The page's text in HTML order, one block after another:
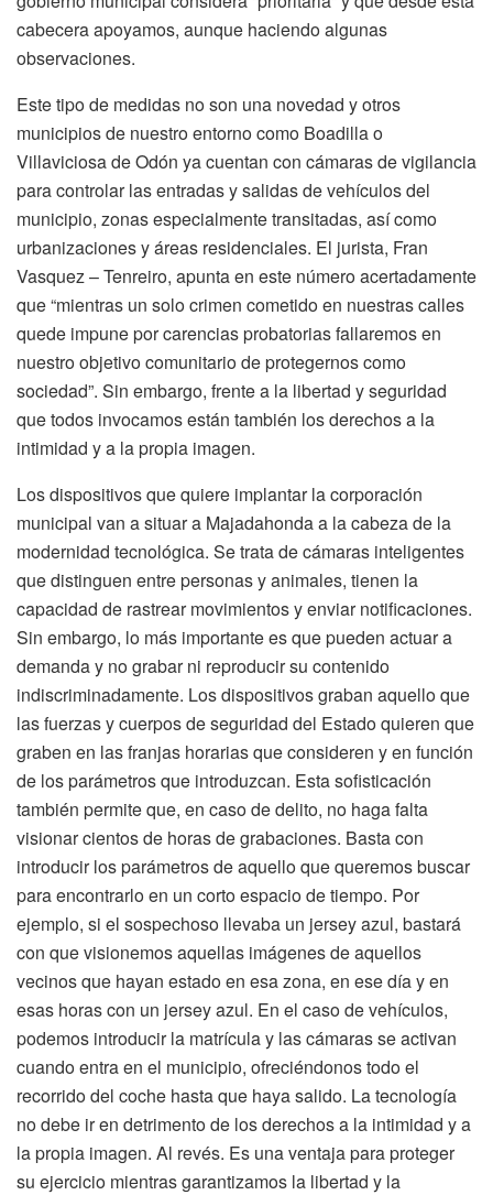
cabecera apoyamos, aunque haciendo algunas
observaciones.
Este tipo de medidas no son una novedad y otros
municipios de nuestro entorno como Boadilla o
Villaviciosa de Odón ya cuentan con cámaras de vigilancia
para controlar las entradas y salidas de vehículos del
municipio, zonas especialmente transitadas, así como
urbanizaciones y áreas residenciales. El jurista, Fran
Vasquez – Tenreiro, apunta en este número acertadamente
que “mientras un solo crimen cometido en nuestras calles
quede impune por carencias probatorias fallaremos en
nuestro objetivo comunitario de protegernos como
sociedad”. Sin embargo, frente a la libertad y seguridad
que todos invocamos están también los derechos a la
intimidad y a la propia imagen.
Los dispositivos que quiere implantar la corporación
municipal van a situar a Majadahonda a la cabeza de la
modernidad tecnológica. Se trata de cámaras inteligentes
que distinguen entre personas y animales, tienen la
capacidad de rastrear movimientos y enviar notificaciones.
Sin embargo, lo más importante es que pueden actuar a
demanda y no grabar ni reproducir su contenido
indiscriminadamente. Los dispositivos graban aquello que
las fuerzas y cuerpos de seguridad del Estado quieren que
graben en las franjas horarias que consideren y en función
de los parámetros que introduzcan. Esta sofisticación
también permite que, en caso de delito, no haga falta
visionar cientos de horas de grabaciones. Basta con
introducir los parámetros de aquello que queremos buscar
para encontrarlo en un corto espacio de tiempo. Por
ejemplo, si el sospechoso llevaba un jersey azul, bastará
con que visionemos aquellas imágenes de aquellos
vecinos que hayan estado en esa zona, en ese día y en
esas horas con un jersey azul. En el caso de vehículos,
podemos introducir la matrícula y las cámaras se activan
cuando entra en el municipio, ofreciéndonos todo el
recorrido del coche hasta que haya salido. La tecnología
no debe ir en detrimento de los derechos a la intimidad y a
la propia imagen. Al revés. Es una ventaja para proteger
su ejercicio mientras garantizamos la libertad y la